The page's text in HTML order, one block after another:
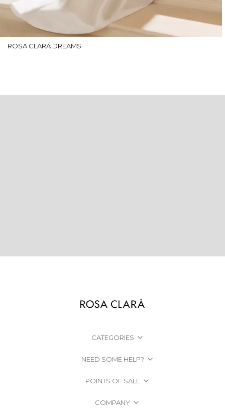
ROSA CLARÁ DREAMS
CATEGORIES
NEED SOME HELP?
POINTS OF SALE
COMPANY